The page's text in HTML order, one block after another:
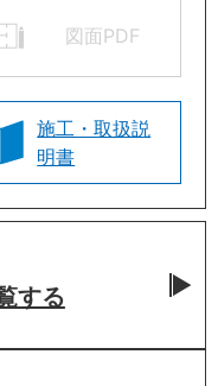
図面PDF
施工・取扱説
明書
する